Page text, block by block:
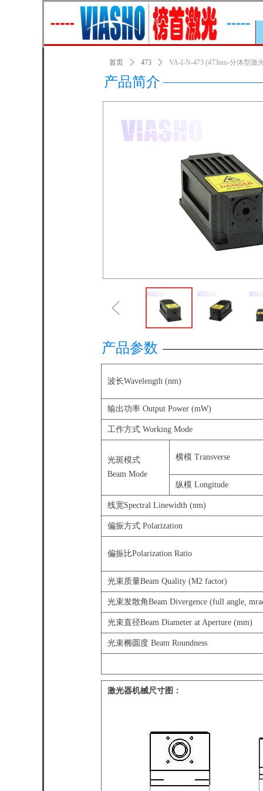
波长Wavelength (nm)
输出功率 Output Power (mW)
工作方式 Working Mode
光斑模式
Beam Mode
横模 Transverse
纵模 Longitude
线宽Spectral Linewidth (nm)
偏振方式 Polarization
偏振比Polarization Ratio
光束质量Beam Quality (M2 factor)
光束发散角Beam Divergence (full angle,
光束直径Beam Diameter at Aperture (mm)
光束椭圆度 Beam Roundness
激光器机械尺寸图：
产品简介
首页 ꄲ 473 ꄲ VA-I-N-473 (473nm-分体型激
产品参数
ꁆ